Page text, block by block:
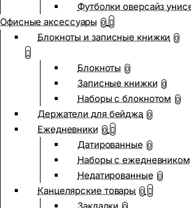
Футболки оверсайз
Офисные аксессуары 0
Блокноты и записные книжки 0
Блокноты 0
Записные книжки 0
Наборы с блокнотом 0
Держатели для бейджа 0
Ежедневники 0
Датированные 0
Наборы с ежедневником
Недатированные 0
Канцелярские товары 0